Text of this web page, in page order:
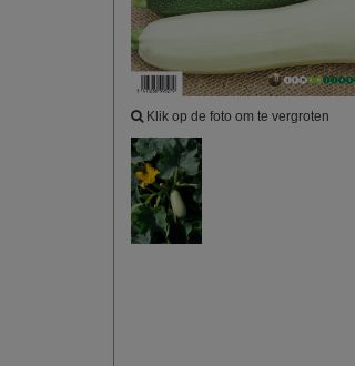
Klik op de foto om te vergroten